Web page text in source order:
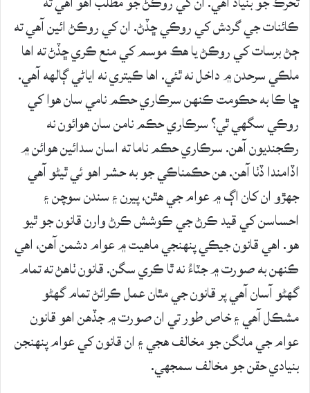
ڪائنات جي گردش کي روڪي ڇڏڻ. ان کي روڪڻ ائين آهي ته
ڄڻ برسات کي روڪڻ يا هڪ موسم کي منع ڪري ڇڏڻ ته اها
ملڪي سرحدن ۾ داخل نه ٿئي. اها ڪيتري نه اياڻي ڳالهه آهي.
ڇا ڪا به حڪومت ڪنهن سرڪاري حڪم نامي سان هوا کي
روڪي سگهي ٿي؟ سرڪاري حڪم نامن سان هوائون نه
رڪجنديون آهن. سرڪاري حڪم ناما ته اسان سدائين هوائن ۾
اڏامندا ڏٺا آهن. هن حڪمناڪي جو به حشر اهو ئي ٿيڻو آهي
جهڙو ان کان اڳ ۾ عوام جي هٿن، پيرن ۽ سندن سوچن ۽
احساسن کي قيد ڪرڻ جي ڪوشش ڪرڻ وارن قانون جو ٿيو
هو. اهي قانون جيڪي پنهنجي ماهيت ۾ عوام دشمن آهن، اهي
ڪنهن به صورت ۾ جٽاءُ نه ٿا ڪري سگن. قانون ٺاهڻ ته تمام
گهڻو آسان آهي پر قانون جي مٿان عمل ڪرائڻ تمام گهڻو
مشڪل آهي ۽ خاص طور تي ان صورت ۾ جڏهن اهو قانون
عوام جي مانگن جو مخالف هجي ۽ ان قانون کي عوام پنهنجن
بنيادي حقن جو مخالف سمجهي.